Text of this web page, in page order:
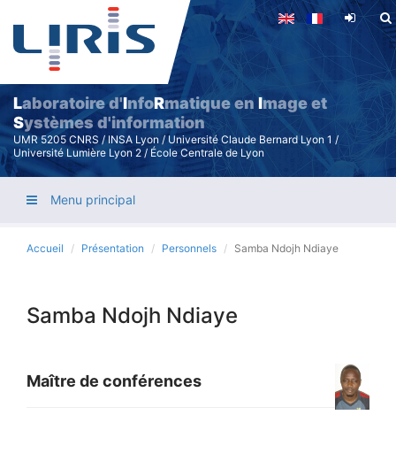
Aller
contenu
principal
Laboratoire d'InfoRmatique en Image et
Systèmes d'information
UMR 5205 CNRS / INSA Lyon / Université Claude Bernard Lyon 1 /
Université Lumière Lyon 2 / École Centrale de Lyon
Menu principal
Accueil Présentation Personnels Samba Ndojh Ndiaye
Samba Ndojh Ndiaye
Maître de conférences